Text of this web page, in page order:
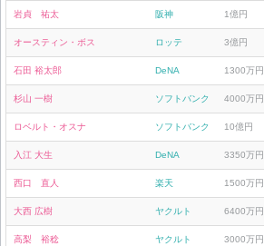
岩貞 祐太 阪神 1億円
オースティン・ボス ロッテ 3億円
石田 裕太郎 DeNA 1300万円
杉山 一樹 ソフトバンク 4000万円
ロベルト・オスナ ソフトバンク 10億円
入江 大生 DeNA 3350万円
西口 直人 楽天 1500万円
大西 広樹 ヤクルト 6400万円
高梨 裕稔 ヤクルト 3000万円